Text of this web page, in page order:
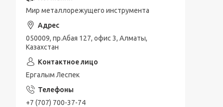
Мир металлорежущего инструмента
050009, пр.Абая 127, офис 3, Алматы,
Казахстан
Ергалым Леспек
+7 (707) 700-37-74